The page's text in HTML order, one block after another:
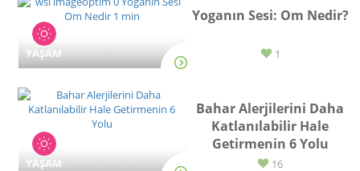
YAŞAM
Yoganın Sesi: Om Nedir?
1
YAŞAM
Bahar Alerjilerini Daha
Katlanılabilir Hale
Getirmenin 6 Yolu
16